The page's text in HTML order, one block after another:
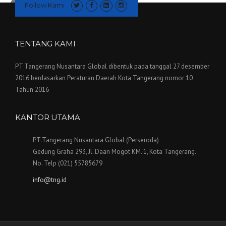
Follow Kami
TENTANG KAMI
PT Tangerang Nusantara Global dibentuk pada tanggal 27 desember
2016 berdasarkan Peraturan Daerah Kota Tangerang nomor 10
Tahun 2016
KANTOR UTAMA
PT.Tangerang Nusantara Global (Perseroda)
Gedung Graha 293, Jl. Daan Mogot KM. 1, Kota Tangerang.
No. Telp (021) 55785679
info@tng.id